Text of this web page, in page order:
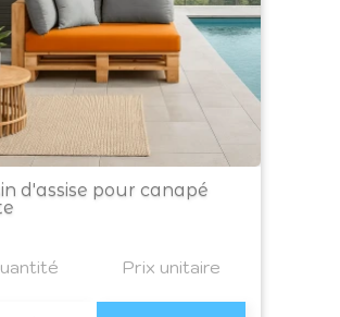
d'assise pour canapé
Prix unitaire